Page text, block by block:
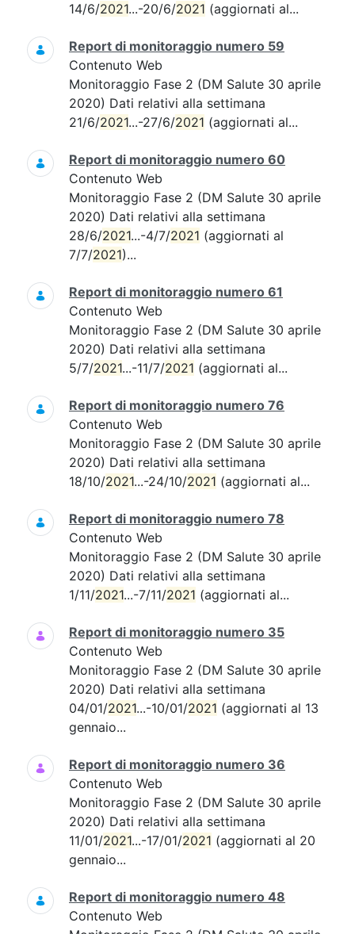
14/6/2021...-20/6/2021 (aggiornati al...
Report di monitoraggio numero 59
Contenuto Web
Monitoraggio Fase 2 (DM Salute 30 aprile
2020) Dati relativi alla settimana
21/6/2021...-27/6/2021 (aggiornati al...
Report di monitoraggio numero 60
Contenuto Web
Monitoraggio Fase 2 (DM Salute 30 aprile
2020) Dati relativi alla settimana
28/6/2021...-4/7/2021 (aggiornati al
7/7/2021)...
Report di monitoraggio numero 61
Contenuto Web
Monitoraggio Fase 2 (DM Salute 30 aprile
2020) Dati relativi alla settimana
5/7/2021...-11/7/2021 (aggiornati al...
Report di monitoraggio numero 76
Contenuto Web
Monitoraggio Fase 2 (DM Salute 30 aprile
2020) Dati relativi alla settimana
18/10/2021...-24/10/2021 (aggiornati al...
Report di monitoraggio numero 78
Contenuto Web
Monitoraggio Fase 2 (DM Salute 30 aprile
2020) Dati relativi alla settimana
1/11/2021...-7/11/2021 (aggiornati al...
Report di monitoraggio numero 35
Contenuto Web
Monitoraggio Fase 2 (DM Salute 30 aprile
2020) Dati relativi alla settimana
04/01/2021...-10/01/2021 (aggiornati al 13
gennaio...
Report di monitoraggio numero 36
Contenuto Web
Monitoraggio Fase 2 (DM Salute 30 aprile
2020) Dati relativi alla settimana
11/01/2021...-17/01/2021 (aggiornati al 20
gennaio...
Report di monitoraggio numero 48
Contenuto Web